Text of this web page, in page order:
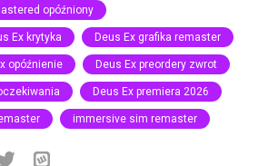
opóźniony
Ex krytyka Deus Ex grafika remaster
opóźnienie Deus Ex preordery zwrot
Deus Ex premiera 2026
immersive sim remaster